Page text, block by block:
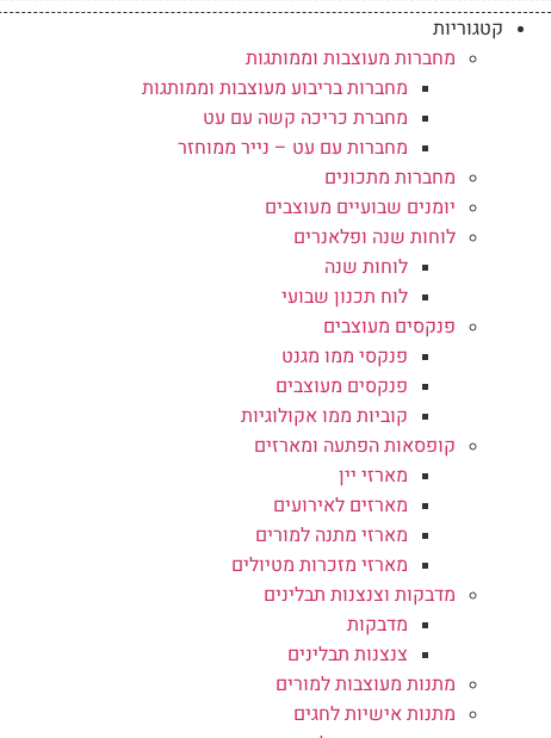
קטגוריות
מחברות מעוצבות וממותגות
מחברות בריבוע מעוצבות וממותגות
מחברת כריכה קשה עם עט
מחברות עם עט – נייר ממוחזר
מחברות מתכונים
יומנים שבועיים מעוצבים
לוחות שנה ופלאנרים
לוחות שנה
לוח תכנון שבועי
פנקסים מעוצבים
פנקסי ממו מגנט
פנקסים מעוצבים
קוביות ממו אקולוגיות
קופסאות הפתעה ומארזים
מארזי יין
מארזים לאירועים
מארזי מתנה למורים
מארזי מזכרות מטיולים
מדבקות וצנצנות תבלינים
מדבקות
צנצנות תבלינים
מתנות מעוצבות למורים
מתנות אישיות לחגים